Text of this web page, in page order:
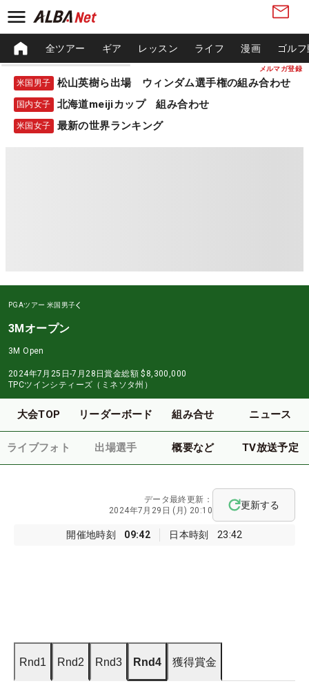
メルマガ登録
全ツアー ギア レッスン ライフ 漫画 ゴル
米国男子 松山英樹ら出場 ウィンダム選手権の組み合わせ
国内女子 北海道meijiカップ 組み合わせ
米国女子 最新の世界ランキング
PGAツアー 米国男子
3Mオープン
3M Open
2024年7月25日-7月28日賞金総額 $8,300,000
TPCツインシティーズ（ミネソタ州）
大会TOP リーダーボード 組み合せ ニュース
ライブフォト 出場選手 概要など TV放送予定
開催地時刻 09:42 日本時刻 23:42
データ最終更新：
2024年7月29日 (月) 20:10
更新する
Rnd1 Rnd2 Rnd3 Rnd4 獲得賞金